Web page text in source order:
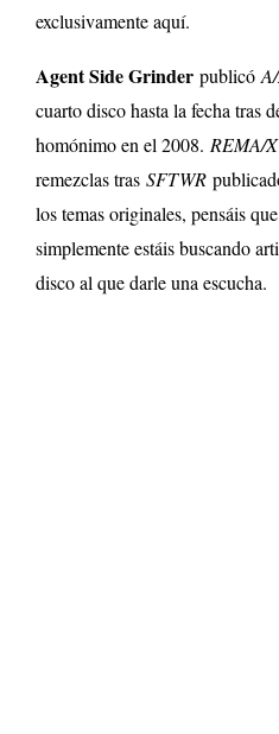
exclusivamente aquí.
Agent Side Grinder publicó
cuarto disco hasta la fecha tras
homónimo en el 2008. REMA/X
remezclas tras SFTWR
los temas originales, pensáis
simplemente estáis buscando
disco al que darle una escucha.